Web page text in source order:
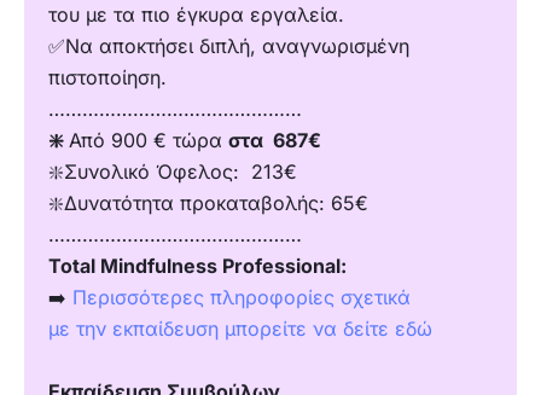
του με τα πιο έγκυρα εργαλεία.
✅Να αποκτήσει διπλή, αναγνωρισμένη
πιστοποίηση.
………………………………………
❇️ Από 900 € τώρα στα 687€
❇️Συνολικό Όφελος: 213€
❇️Δυνατότητα προκαταβολής: 65€
………………………………………
Total Mindfulness Professional:
➡️ Περισσότερες πληροφορίες σχετικά
με την εκπαίδευση μπορείτε να δείτε εδώ